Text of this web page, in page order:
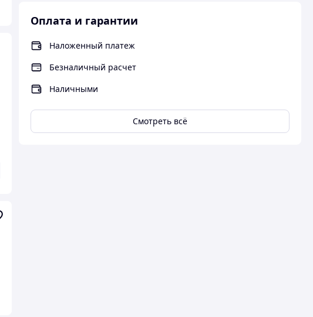
Оплата и гарантии
Наложенный платеж
Безналичный расчет
Наличными
Смотреть всё